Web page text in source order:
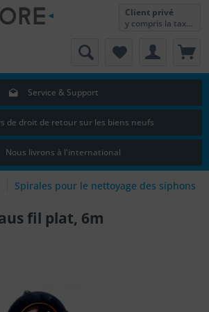
Client privé
y compris la taxe sur la valeur ajoutée
Service & Support
de droit de retour sur les biens neufs
Nous livrons à l'international
Spirales pour le nettoyage des siphons
fil plat, 6m